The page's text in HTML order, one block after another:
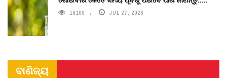
16109 JUL 27, 2026
ବାଣିଜ୍ୟ